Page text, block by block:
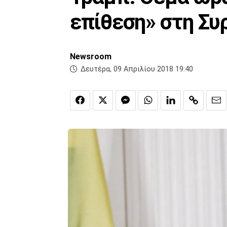
επίθεση» στη
Newsroom
Δευτέρα, 09 Απριλίου 2018 19:40